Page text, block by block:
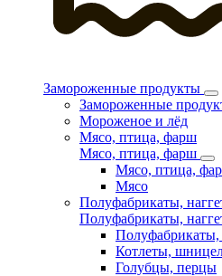
Замороженные продукты
Замороженные
Мороженое и лёд
Мясо, птица, фарш
Мясо, птица, фарш
Мясо, птица,
Мясо
Полуфабрикаты,
Полуфабрикаты,
Полуфабрикаты,
Котлеты,
Голубцы, перцы